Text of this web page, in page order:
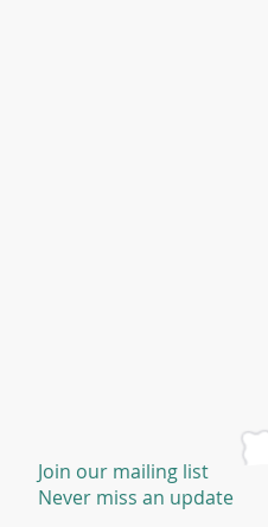
Join our mailing list
Never miss an update